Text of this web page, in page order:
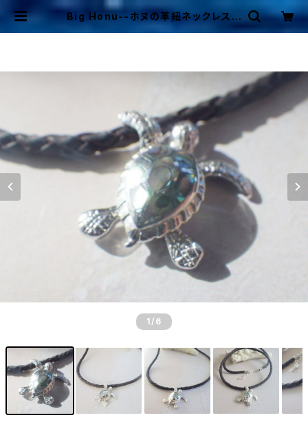
Big Honu--ホヌの革紐ネックレス s
v925 パウアシェル | Mermaid C
1 /6